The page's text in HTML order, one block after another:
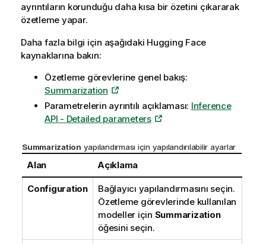
ayrıntıların korunduğu daha kısa bir özetini çıkararak
özetleme yapar.
Daha fazla bilgi için aşağıdaki Hugging Face
kaynaklarına bakın:
Özetleme görevlerine genel bakış:
Summarization
Parametrelerin ayrıntılı açıklaması: Inference
API - Detailed parameters
Summarization yapılandırması için yapılandırılabilir ayarlar
Alan Açıklama
Configuration
Bağlayıcı yapılandırmasını seçin.
Özetleme görevlerinde kullanılan
modeller için Summarization
öğesini seçin.